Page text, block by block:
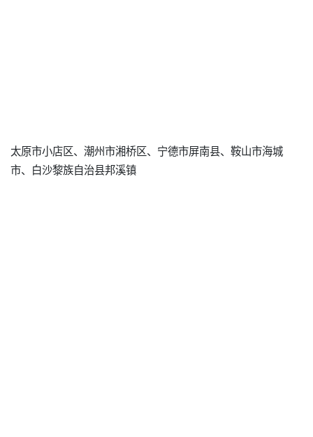
太原市小店区、潮州市湘桥区、宁德市屏南县、鞍山市海城
市、白沙黎族自治县邦溪镇